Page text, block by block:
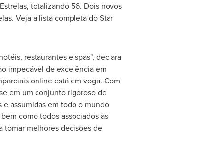
totalizando 56. Dois novos
Veja a lista completa do Star
restaurantes e spas", declara
impecável de excelência em
online está em voga. Com
em um conjunto rigoroso de
assumidas em todo o mundo.
como todos associados às
tomar melhores decisões de